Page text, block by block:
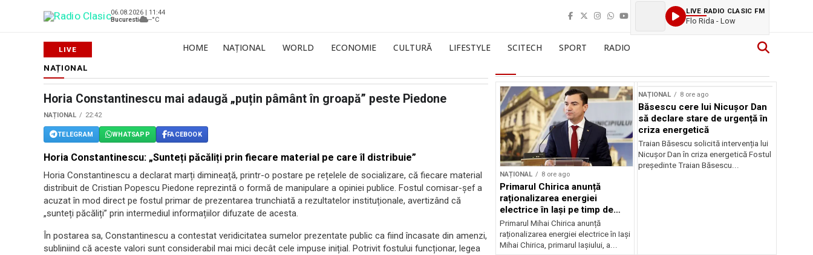
06.08.2026 | 11:44
Bucuresti
--°C
LIVE RADIO CLASIC FM
Flo Rida - Low
HOME NAȚIONAL WORLD ECONOMIE CULTURĂ LIFESTYLE SCITECH SPORT RADIO
NAȚIONAL
Horia Constantinescu mai adaugă „puțin pâmânt în groapă” peste Piedone
NAȚIONAL 22:42
TELEGRAM WHATSAPP FACEBOOK
Horia Constantinescu: „Sunteți păcăliți prin fiecare material pe care îl distribuie”
Horia Constantinescu a declarat marți dimineață, printr-o postare pe rețelele de socializare, că fiecare material
distribuit de Cristian Popescu Piedone reprezintă o formă de manipulare a opiniei publice. Fostul comisar-șef a
acuzat în mod direct pe fostul primar de prezentarea trunchiată a rezultatelor instituționale, avertizând că
„sunteți păcăliți” prin intermediul informațiilor difuzate de acesta.
În postarea sa, Constantinescu a contestat veridicitatea sumelor prezentate public ca fiind încasate din amenzi,
subliniind că aceste valori sunt considerabil mai mici decât cele impuse inițial. Potrivit fostului funcționar, legea
NAȚIONAL 8 ore ago
Primarul Chirica anunță
raționalizarea energiei
electrice în Iași pe timp de
noapte
Primarul Mihai Chirica anunță
raționalizarea energiei electrice în Iași
Mihai Chirica, primarul Iașiului, a...
NAȚIONAL 8 ore ago
Băsescu cere lui Nicușor Dan
să declare stare de urgență în
criza energetică
Traian Băsescu solicită intervenția lui
Nicușor Dan în criza energetică Fostul
președinte Traian Băsescu...